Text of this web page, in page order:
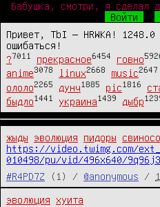
Бабушка, смотри, я сделал
Войти
Привет, TbI — HRWKA! 1248.0
ошибаться!
?7011 прекрасное6454 говно
anime3078 linux2668 music2647
ололо2265 дунч1885 pic1816
быдло1441 украина1439 дыбр
жыды эволюция пидоры
https://video.twimg.com/
010498/pu/vid/496x640/
#R4PD7Z
(1) / @anonymous /
эволюция
хуита